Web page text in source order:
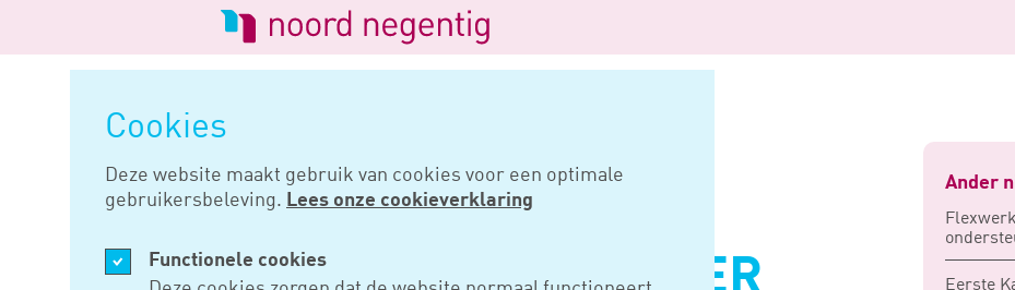
Cookies
Deze website maakt gebruik van cookies voor een optimale
gebruikersbeleving. Lees onze cookieverklaring
Functionele cookies
Logo
van
Noord
Negentig
JUN 16, 2020
EEN TRANSPARANTER
Ander
Eerste